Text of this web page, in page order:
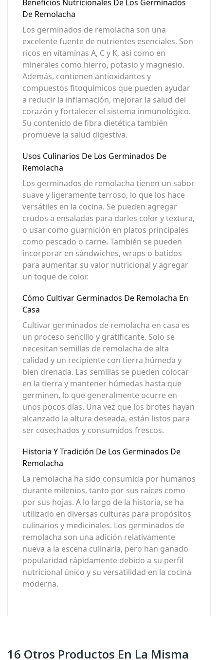
Beneficios Nutricionales De Los Germinados
De Remolacha
Los germinados de remolacha son una
excelente fuente de nutrientes esenciales. Son
ricos en vitaminas A, C y K, así como en
minerales como hierro, potasio y magnesio.
Además, contienen antioxidantes y
compuestos fitoquímicos que pueden ayudar
a reducir la inflamación, mejorar la salud del
corazón y fortalecer el sistema inmunológico.
Su contenido de fibra dietética también
promueve la salud digestiva.
Usos Culinarios De Los Germinados De
Remolacha
Los germinados de remolacha tienen un sabor
suave y ligeramente terroso, lo que los hace
versátiles en la cocina. Se pueden agregar
crudos a ensaladas para darles color y textura,
o usar como guarnición en platos principales
como pescado o carne. También se pueden
incorporar en sándwiches, wraps o batidos
para aumentar su valor nutricional y agregar
un toque de color.
Cómo Cultivar Germinados De Remolacha En
Casa
Cultivar germinados de remolacha en casa es
un proceso sencillo y gratificante. Solo se
necesitan semillas de remolacha de alta
calidad y un recipiente con tierra húmeda y
bien drenada. Las semillas se pueden colocar
en la tierra y mantener húmedas hasta que
germinen, lo que generalmente ocurre en
unos pocos días. Una vez que los brotes hayan
alcanzado la altura deseada, están listos para
ser cosechados y consumidos frescos.
Historia Y Tradición De Los Germinados De
Remolacha
La remolacha ha sido consumida por humanos
durante milenios, tanto por sus raíces como
por sus hojas. A lo largo de la historia, se ha
utilizado en diversas culturas para propósitos
culinarios y medicinales. Los germinados de
remolacha son una adición relativamente
nueva a la escena culinaria, pero han ganado
popularidad rápidamente debido a su perfil
nutricional único y su versatilidad en la cocina
moderna.
16 Otros Productos En La Misma